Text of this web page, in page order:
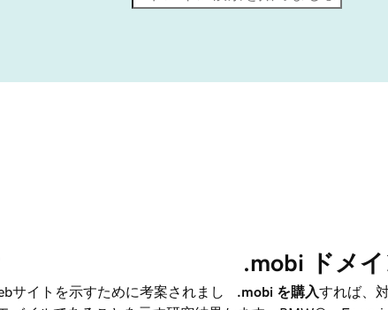
サイトを示すために考案されまし
.mobi ドメ
.mobi を購入すれば、